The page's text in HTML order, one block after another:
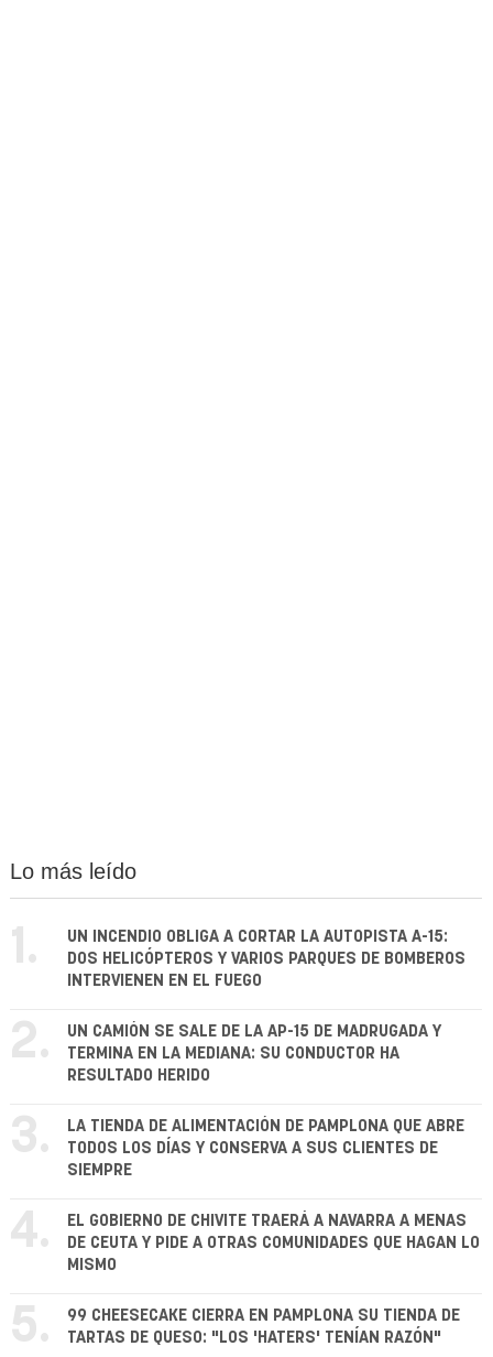
Lo más leído
1.
UN INCENDIO OBLIGA A CORTAR LA AUTOPISTA A-15:
DOS HELICÓPTEROS Y VARIOS PARQUES DE BOMBEROS
INTERVIENEN EN EL FUEGO
2.
UN CAMIÓN SE SALE DE LA AP-15 DE MADRUGADA Y
TERMINA EN LA MEDIANA: SU CONDUCTOR HA
RESULTADO HERIDO
3.
LA TIENDA DE ALIMENTACIÓN DE PAMPLONA QUE ABRE
TODOS LOS DÍAS Y CONSERVA A SUS CLIENTES DE
SIEMPRE
4.
EL GOBIERNO DE CHIVITE TRAERÁ A NAVARRA A MENAS
DE CEUTA Y PIDE A OTRAS COMUNIDADES QUE HAGAN LO
MISMO
5.
99 CHEESECAKE CIERRA EN PAMPLONA SU TIENDA DE
TARTAS DE QUESO: "LOS 'HATERS' TENÍAN RAZÓN"